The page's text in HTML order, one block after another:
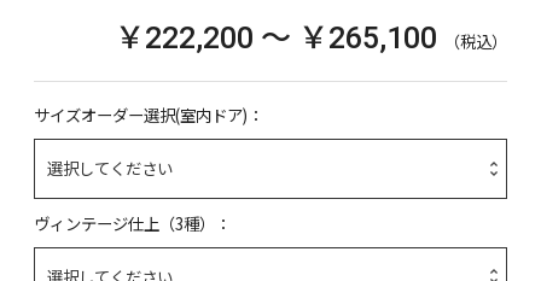
￥222,200 ～ ￥265,100 （税込）
サイズオーダー選択(室内ドア)
ヴィンテージ仕上（3種）